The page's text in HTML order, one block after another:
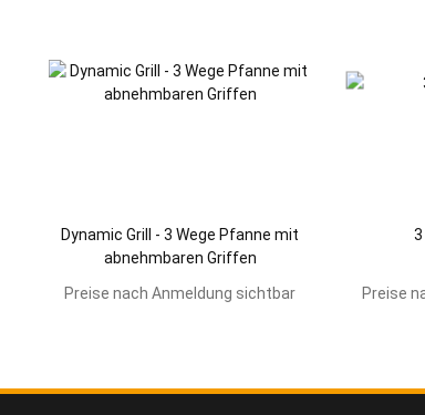
Dynamic Grill - 3 Wege Pfanne mit
abnehmbaren Griffen
Preise nach Anmeldung sichtbar
Preise